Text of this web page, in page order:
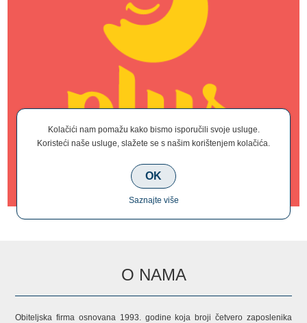
O NAMA
Obiteljska firma osnovana 1993. godine koja broji četvero zaposlenika
Kolačići nam pomažu kako bismo isporučili svoje usluge.
Koristeći naše usluge, slažete se s našim korištenjem kolačića.
OK
Saznajte više